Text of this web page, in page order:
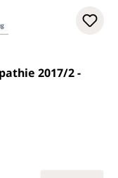
2017/2 -